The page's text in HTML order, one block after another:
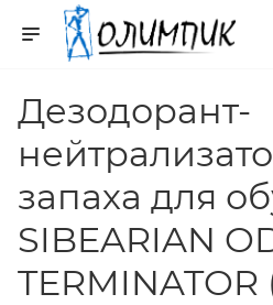
Дезодорант-
запаха для
SIBEARIAN
TERMINATOR